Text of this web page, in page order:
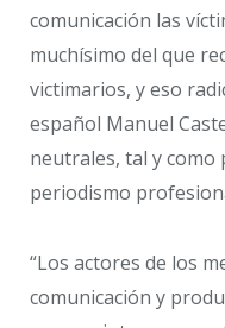
comunicación las
muchísimo del que
victimarios, y eso
español Manuel
neutrales, tal y como
periodismo
“Los actores de los
comunicación y